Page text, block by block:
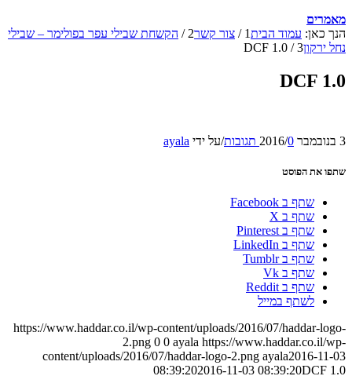
מאמרים
הנך כאן: עמוד הבית1
/ צור קשר2
/ הקשחת שבילי עפר בפולימר – שבילי
נחל ירקון3
/
DCF 1.0
DCF 1.0
3 בנובמבר 2016 /0 תגובות /על ידי ayala
שתפו את הפוסט
שתף ב Facebook
שתף ב X
שתף ב Pinterest
שתף ב LinkedIn
שתף ב Tumblr
שתף ב Vk
שתף ב Reddit
לשתף במייל
https://www.haddar.co.il/wp-content/uploads/2016/07/haddar-logo-
2.png 0 0 ayala https://www.haddar.co.il/wp-
content/uploads/2016/07/haddar-logo-2.png ayala2016-11-03
08:39:202016-11-03 08:39:20DCF 1.0